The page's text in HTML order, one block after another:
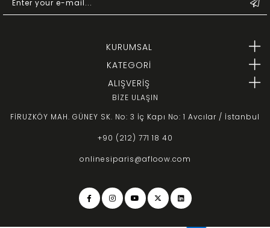
KURUMSAL
KATEGORİ
ALIŞVERİŞ
BİZE ULAŞIN
FİRUZKÖY MAH. GÜNEY SK. No: 3 İç Kapı No: 1 Avcılar / İstanbul
+90 (212) 771 18 40
onlinesiparis@afloow.com